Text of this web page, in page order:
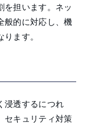
を担います。ネッ
般的に対応し、機
ます。
浸透するにつれ
セキュリティ対策